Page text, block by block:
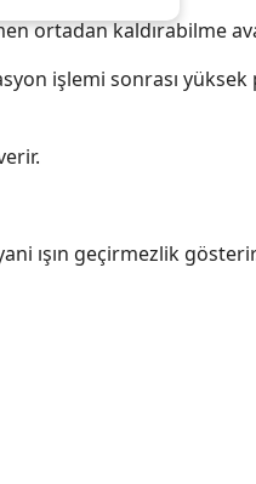
ortadan kaldırabilme
işlemi sonrası
ışın geçirmezlik